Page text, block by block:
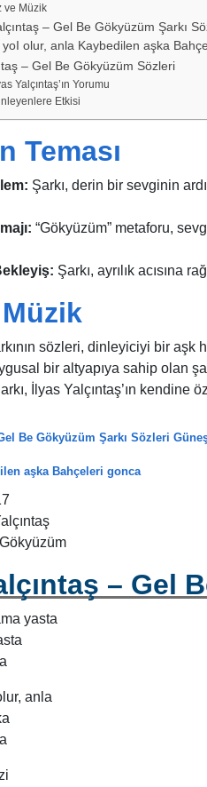
ve Müzik
– Gel Be Gökyüzüm Şarkı
olur, anla Kaybedilen aşka
– Gel Be Gökyüzüm Sözleri
Yalçıntaş’ın Yorumu
Etkisi
Teması
Şarkı, derin bir sevginin
“Gökyüzüm” metaforu,
Şarkı, ayrılık acısına
sözleri, dinleyiciyi bir aşk
bir altyapıya sahip olan
İlyas Yalçıntaş’ın kendine
Be Gökyüzüm Şarkı Sözleri
aşka Bahçeleri gonca
– Gel
yasta
anla